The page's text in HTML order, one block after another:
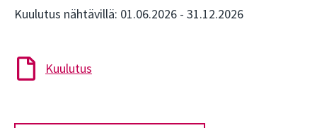
Kuulutus nähtävillä: 01.06.2026 - 31.12.2026
Kuulutus